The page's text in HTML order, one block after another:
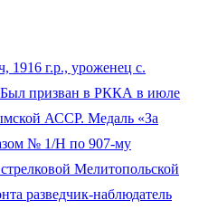
г.р., уроженец с.
Был призван в РККА в июле
АССР. Медаль «За
№ 1/Н по 907-му
Мелитопольской
разведчик-наблюдатель